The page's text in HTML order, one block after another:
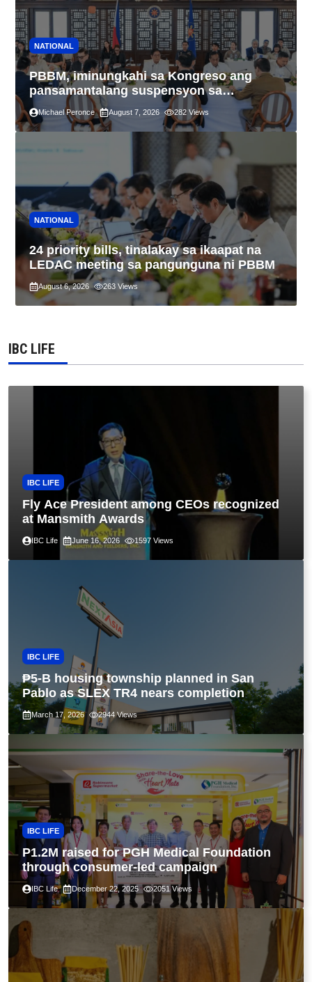
NATIONAL
PBBM, iminungkahi sa Kongreso ang
pansamantalang suspensyon sa
pagpapatupad ng Real Property Valuation
and Assessment Reform Act
Michael Peronce August 7, 2026 282 Views
NATIONAL
24 priority bills, tinalakay sa ikaapat na
LEDAC meeting sa pangunguna ni PBBM
August 6, 2026 263 Views
IBC LIFE
IBC LIFE
Fly Ace President among CEOs recognized
at Mansmith Awards
IBC Life June 16, 2026 1597 Views
IBC LIFE
₱5-B housing township planned in San
Pablo as SLEX TR4 nears completion
March 17, 2026 2944 Views
IBC LIFE
P1.2M raised for PGH Medical Foundation
through consumer-led campaign
IBC Life December 22, 2025 2051 Views